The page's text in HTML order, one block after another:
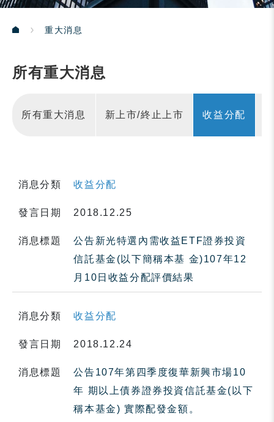
重大消息
所有重大消息
所有重大消息 新上市/終止上市 收益分配
消息分類 收益分配
發言日期 2018.12.25
消息標題
公告新光特選內需收益ETF證券投資
信託基金(以下簡稱本基 金)107年12
月10日收益分配評價結果
消息分類 收益分配
發言日期 2018.12.24
消息標題
公告107年第四季度復華新興市場10
年 期以上債券證券投資信託基金(以下
稱本基金) 實際配發金額。